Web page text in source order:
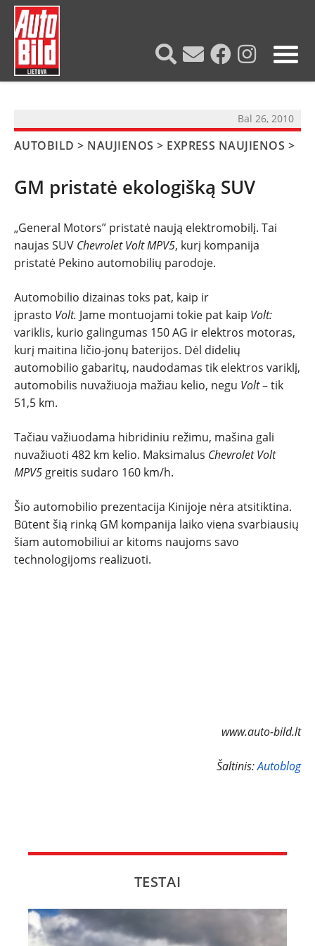
NAUJIENOS
TESTAI
NAUJI
REPORTAŽAI
PATARIMAI
ĮVAIRENYBĖS
Bal 26, 2010
AUTOBILD > NAUJIENOS > EXPRESS NAUJIENOS >
GM pristatė ekologišką SUV
„General Motors” pristatė naują elektromobilį. Tai
naujas SUV Chevrolet VoltMPV5, kurį kompanija
pristatė Pekino automobilių parodoje.
Automobilio dizainas toks pat, kaip ir
įprasto Volt. Jame montuojami tokie pat kaip Volt:
variklis, kurio galingumas 150 AG ir elektros motoras,
kurį maitina ličio-jonų baterijos. Dėl didelių
automobilio gabaritų, naudodamas tik elektros variklį,
automobilis nuvažiuoja mažiau kelio, negu Volt– tik
51,5 km.
Tačiau važiuodama hibridiniu režimu, mašina gali
nuvažiuoti 482 km kelio. Maksimalus Chevrolet Volt
MPV5 greitis sudaro 160 km/h.
Šio automobilio prezentacija Kinijoje nėra atsitiktina.
Būtent šią rinką GM kompanija laiko viena svarbiausių
šiam automobiliui ar kitoms naujoms savo
technologijoms realizuoti.
www.auto-bild.lt
Šaltinis:Autoblog
TESTAI